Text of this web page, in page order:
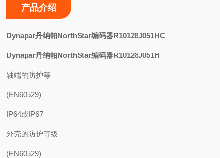
产品介绍
Dynapar丹纳帕NorthStar编码器R10128J051HC
Dynapar丹纳帕NorthStar编码器R10128J051H
轴端的防护等
(EN60529)
IP64或IP67
外壳的防护等级
(EN60529)